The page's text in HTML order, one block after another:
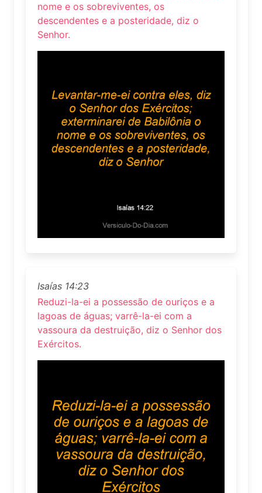
nome e os sobreviventes, os
descendentes e a posteridade, diz o
Senhor.
Isaías 14:23
Reduzi-la-ei a possessão de ouriços e a
lagoas de águas; varrê-la-ei com a
vassoura da destruição, diz o Senhor dos
Exércitos.